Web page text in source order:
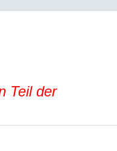
Teil der